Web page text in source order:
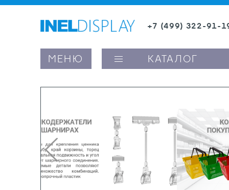
+7 (499) 322-91-
МЕНЮ КАТАЛОГ
ценникодержатели
полочного пространства
вывесок и шелфтокеры